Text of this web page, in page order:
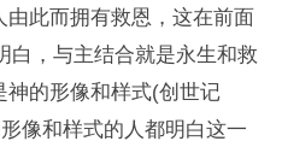
此而拥有救恩，这在前面
白，与主结合就是永生和救
神的形像和样式(创世记
像和样式的人都明白这一